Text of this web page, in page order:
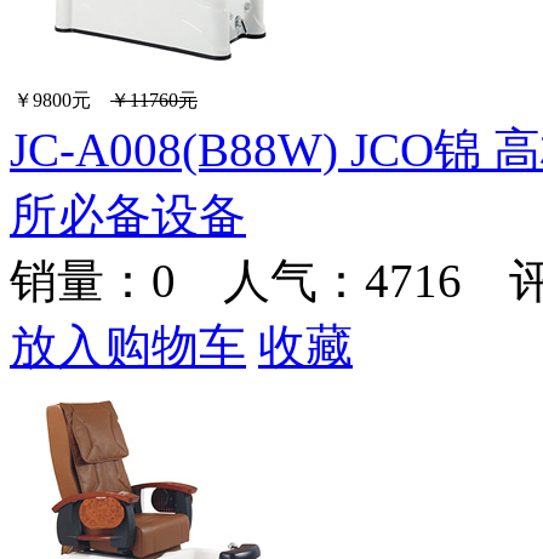
￥9800元 ￥11760元
JC-A008(B88W) JCO锦
所必备设备
销量： 0 人气：4716
放入购物车 收藏